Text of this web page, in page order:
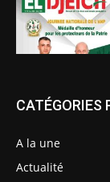
CATÉGORIES
A la une
Actualité